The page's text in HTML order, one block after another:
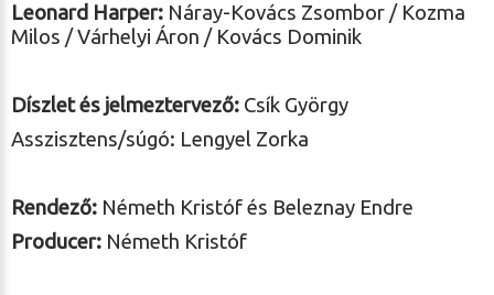
Leonard Harper: Náray-Kovács Zsombor / Kozma
Milos / Várhelyi Áron / Kovács Dominik
Díszlet és jelmeztervező: Csík György
Asszisztens/súgó: Lengyel Zorka
Rendező: Németh Kristóf és Beleznay Endre
Producer: Németh Kristóf